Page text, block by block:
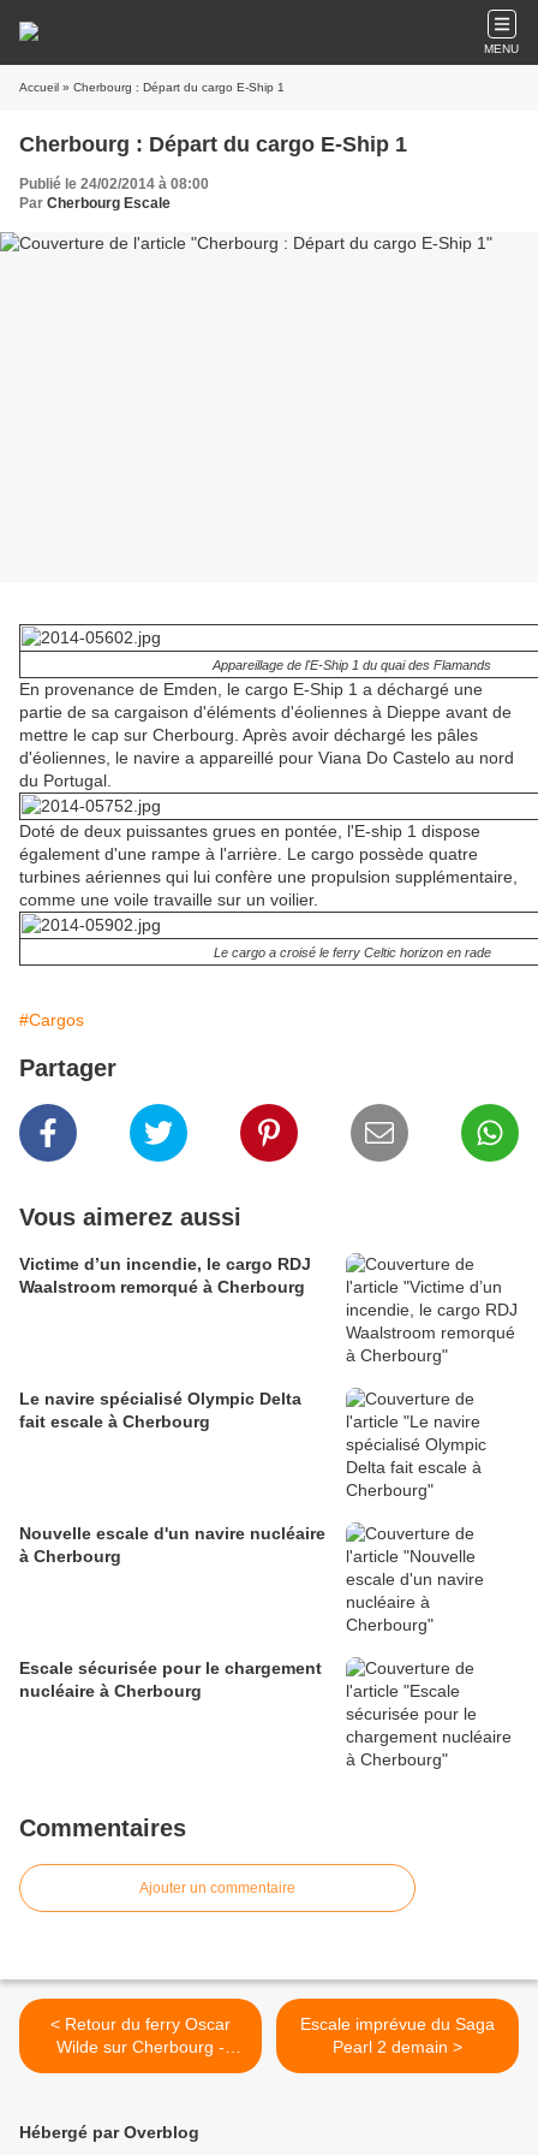
MENU
Accueil » Cherbourg : Départ du cargo E-Ship 1
Cherbourg : Départ du cargo E-Ship 1
Publié le 24/02/2014 à 08:00
Par Cherbourg Escale
Appareillage de l'E-Ship 1 du quai des Flamands
En provenance de Emden, le cargo E-Ship 1 a déchargé une
partie de sa cargaison d'éléments d'éoliennes à Dieppe avant de
mettre le cap sur Cherbourg. Après avoir déchargé les pâles
d'éoliennes, le navire a appareillé pour Viana Do Castelo au nord
du Portugal.
Doté de deux puissantes grues en pontée, l'E-ship 1 dispose
également d'une rampe à l'arrière. Le cargo possède quatre
turbines aériennes qui lui confère une propulsion supplémentaire,
comme une voile travaille sur un voilier.
Le cargo a croisé le ferry Celtic horizon en rade
#Cargos
Partager
Vous aimerez aussi
Victime d’un incendie, le cargo RDJ
Waalstroom remorqué à Cherbourg
Le navire spécialisé Olympic Delta
fait escale à Cherbourg
Nouvelle escale d'un navire nucléaire
à Cherbourg
Escale sécurisée pour le chargement
nucléaire à Cherbourg
Commentaires
Ajouter un commentaire
< Retour du ferry Oscar
Wilde sur Cherbourg -
Rosslare
Escale imprévue du Saga
Pearl 2 demain >
Hébergé par Overblog